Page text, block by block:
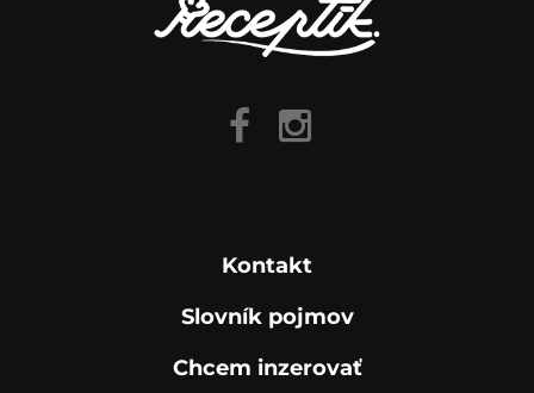
Kontakt
Slovník pojmov
Chcem inzerovať